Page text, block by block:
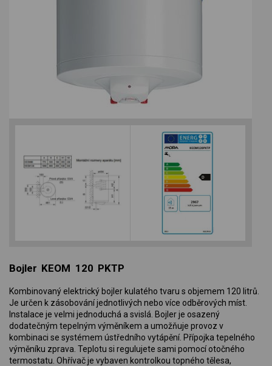
Bojler KEOM 120 PKTP
Kombinovaný elektrický bojler kulatého tvaru s objemem 120 litrů.
Je určen k zásobování jednotlivých nebo více odběrových míst.
Instalace je velmi jednoduchá a svislá. Bojler je osazený
dodatečným tepelným výměníkem a umožňuje provoz v
kombinaci se systémem ústředního vytápění. Přípojka tepelného
výměníku zprava. Teplotu si regulujete sami pomocí otočného
termostatu. Ohřívač je vybaven kontrolkou topného tělesa,